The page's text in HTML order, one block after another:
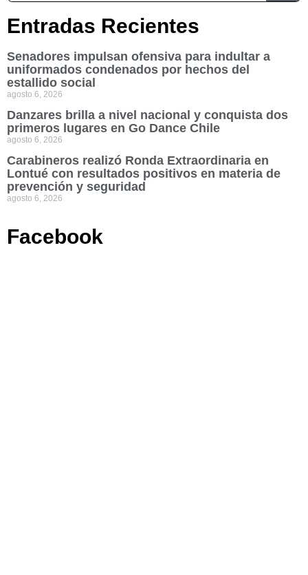
Entradas Recientes
Senadores impulsan ofensiva para indultar a
uniformados condenados por hechos del
estallido social
agosto 6, 2026
Danzares brilla a nivel nacional y conquista dos
primeros lugares en Go Dance Chile
agosto 6, 2026
Carabineros realizó Ronda Extraordinaria en
Lontué con resultados positivos en materia de
prevención y seguridad
agosto 6, 2026
Facebook